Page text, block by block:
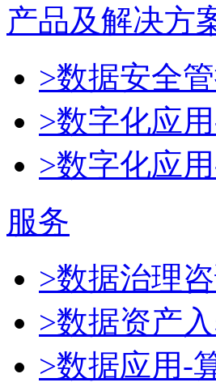
产品及解决方
>数据安全
>数字化应
>数字化应
服务
>数据治理
>数据资产
>数据应用-